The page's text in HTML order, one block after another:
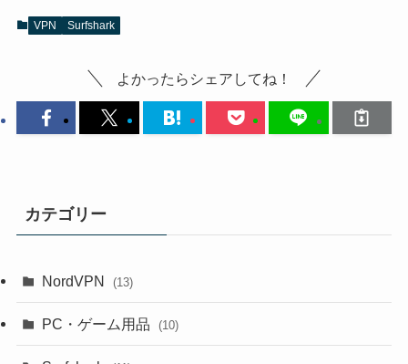
VPN Surfshark
よかったらシェアしてね！
カテゴリー
NordVPN (13)
PC・ゲーム用品 (10)